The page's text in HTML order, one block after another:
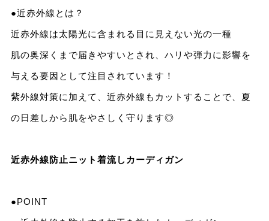
●近赤外線とは？
近赤外線は太陽光に含まれる目に見えない光の一種
肌の奥深くまで届きやすいとされ、ハリや弾力に影響を
与える要因として注目されています！
紫外線対策に加えて、近赤外線もカットすることで、夏
の日差しから肌をやさしく守ります◎
近赤外線防止ニット着流しカーディガン
●POINT